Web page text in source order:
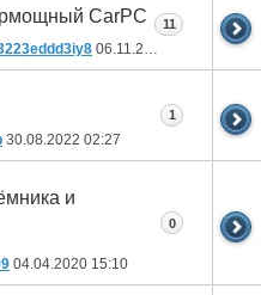
CarPC
06.11.2022
11
30.08.2022 02:27
1
и
04.04.2020 15:10
0